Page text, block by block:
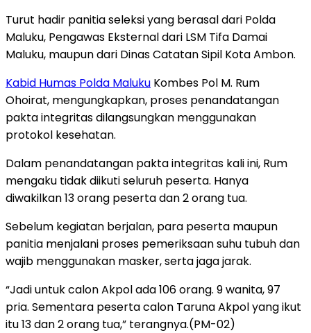
Turut hadir panitia seleksi yang berasal dari Polda
Maluku, Pengawas Eksternal dari LSM Tifa Damai
Maluku, maupun dari Dinas Catatan Sipil Kota Ambon.
Kabid Humas Polda Maluku Kombes Pol M. Rum
Ohoirat, mengungkapkan, proses penandatangan
pakta integritas dilangsungkan menggunakan
protokol kesehatan.
Dalam penandatangan pakta integritas kali ini, Rum
mengaku tidak diikuti seluruh peserta. Hanya
diwakilkan 13 orang peserta dan 2 orang tua.
Sebelum kegiatan berjalan, para peserta maupun
panitia menjalani proses pemeriksaan suhu tubuh dan
wajib menggunakan masker, serta jaga jarak.
“Jadi untuk calon Akpol ada 106 orang. 9 wanita, 97
pria. Sementara peserta calon Taruna Akpol yang ikut
itu 13 dan 2 orang tua,” terangnya.(PM-02)